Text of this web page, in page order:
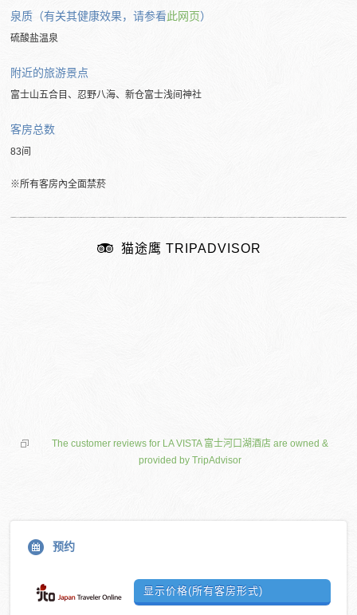
泉质（有关其健康效果，请参看此网页）
硫酸盐温泉
附近的旅游景点
富士山五合目、忍野八海、新仓富士浅间神社
客房总数
83间
※所有客房內全面禁菸
猫途鹰 TRIPADVISOR
The customer reviews for LA VISTA 富士河口湖酒店 are owned &
provided by TripAdvisor
预约
显示价格(所有客房形式)